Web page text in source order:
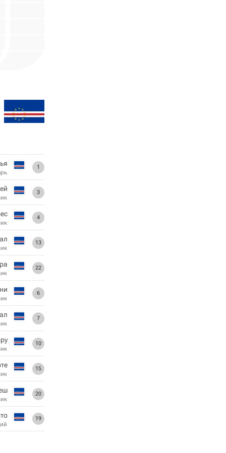
1
3
4
13
22
6
7
10
15
20
19